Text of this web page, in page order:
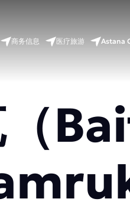
商务信息 医疗旅游 Astana